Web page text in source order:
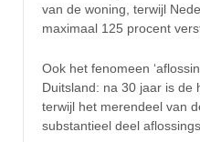
van de woning, terwijl
maximaal 125 procent
Ook het fenomeen
Duitsland: na 30 jaar is de
terwijl het merendeel van
substantieel deel